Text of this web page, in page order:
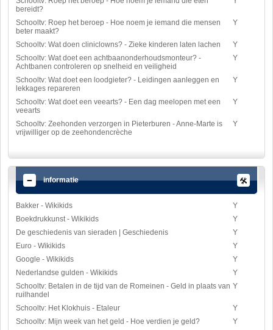
bereidt?
Schooltv: Roep het beroep - Hoe noem je iemand die mensen
beter maakt?
Y
Schooltv: Wat doen cliniclowns? - Zieke kinderen laten lachen
Y
Schooltv: Wat doet een achtbaanonderhoudsmonteur? -
Achtbanen controleren op snelheid en veiligheid
Y
Schooltv: Wat doet een loodgieter? - Leidingen aanleggen en
lekkages repareren
Y
Schooltv: Wat doet een veearts? - Een dag meelopen met een
veearts
Y
Schooltv: Zeehonden verzorgen in Pieterburen - Anne-Marte is
vrijwilliger op de zeehondencrèche
Y
informatie
Bakker - Wikikids
Y
Boekdrukkunst - Wikikids
Y
De geschiedenis van sieraden | Geschiedenis
Y
Euro - Wikikids
Y
Google - Wikikids
Y
Nederlandse gulden - Wikikids
Y
Schooltv: Betalen in de tijd van de Romeinen - Geld in plaats van
ruilhandel
Y
Schooltv: Het Klokhuis - Etaleur
Y
Schooltv: Mijn week van het geld - Hoe verdien je geld?
Y